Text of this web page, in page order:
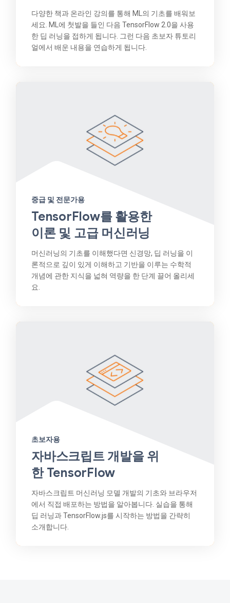
다양한 책과 온라인 강의를 통해 ML의 기초를 배워보
세요. ML에 첫발을 들인 다음 TensorFlow 2.0을 사용
한 딥 러닝을 접하게 됩니다. 그런 다음 초보자 튜토리
얼에서 배운 내용을 연습하게 됩니다.
중급 및 전문가용
TensorFlow를 활용한
이론 및 고급 머신러닝
머신러닝의 기초를 이해했다면 신경망, 딥 러닝을 이
론적으로 깊이 있게 이해하고 기반을 이루는 수학적
개념에 관한 지식을 넓혀 역량을 한 단계 끌어 올리세
요.
초보자용
자바스크립트 개발을 위
한 TensorFlow
자바스크립트 머신러닝 모델 개발의 기초와 브라우저
에서 직접 배포하는 방법을 알아봅니다. 실습을 통해
딥 러닝과 TensorFlow.js를 시작하는 방법을 간략히
소개합니다.